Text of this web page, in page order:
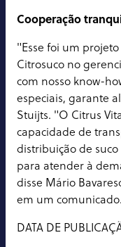
Cooperação
"Esse foi um
Citrosuco no
com nosso know-
especiais, garante
Stuijts. "O Citrus
capacidade de
distribuição de
para atender à
disse Mário
em um comunicado.
DATA DE